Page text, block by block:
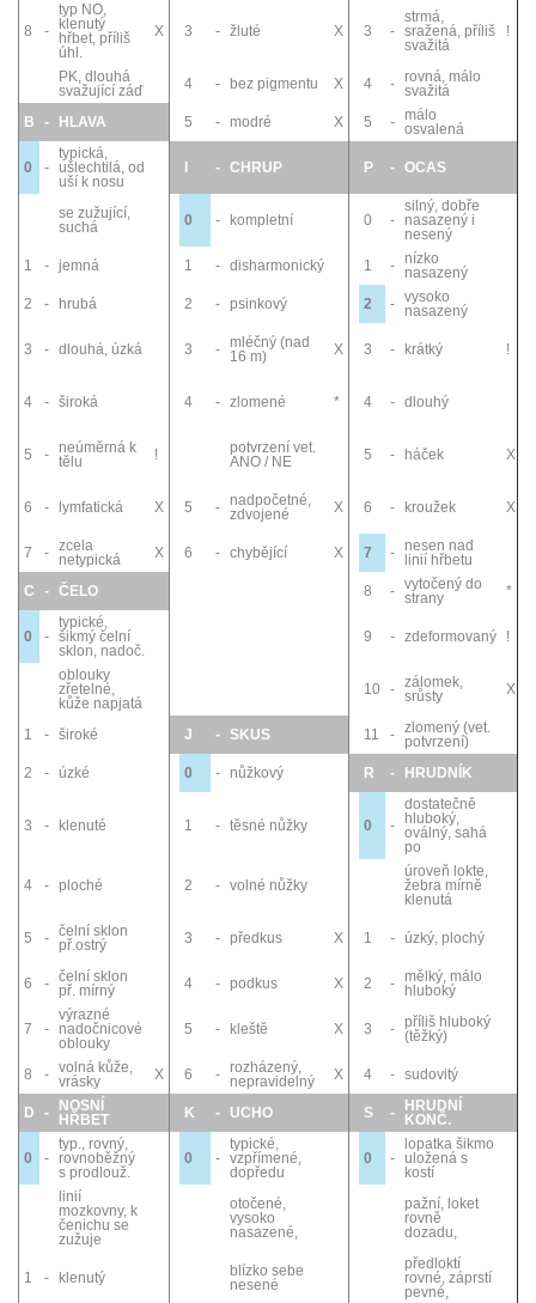
8 -
typ NO,
klenutý
hřbet, příliš
úhl.
X 3 - žluté X 3 -
strmá,
sražená, příliš
svažitá
!
PK, dlouhá
svažující záď
4 - bez pigmentu X 4 - rovná, málo
svažitá
B
- HLAVA 5 - modré X 5 -
málo
osvalená
0 -
typická,
ušlechtilá, od
uší k nosu
- CHRUP P - OCAS
se zužující,
suchá
0 - kompletní 0 -
silný, dobře
nasazený i
nesený
1
- jemná 1 - disharmonický 1 -
nízko
nasazený
2
- hrubá 2 - psinkový 2 - vysoko
nasazený
3 - dlouhá, úzká 3 -
mléčný (nad
16 m)
X 3 - krátký !
4 - široká 4 - zlomené * 4 - dlouhý
5 -
neúměrná k
tělu
!
potvrzení vet.
ANO / NE
5 - háček X
6 - lymfatická X 5 -
nadpočetné,
zdvojené
X 6 - kroužek X
7 - zcela
netypická
X 6 - chybějící X 7 -
nesen nad
linií hřbetu
C
- ČELO 8 - vytočený do
strany
*
0 -
typické,
šikmý čelní
sklon, nadoč.
9 - zdeformovaný !
oblouky
zřetelné,
kůže napjatá
10 - zálomek,
srůsty
X
1 - široké J - SKUS 11 - zlomený (vet.
potvrzení)
2
- úzké 0 - nůžkový R - HRUDNÍK
3 - klenuté 1 - těsné nůžky 0 -
dostatečně
hluboký,
oválný, sahá
po
4 - ploché 2 - volné nůžky
úroveň lokte,
žebra mírně
klenutá
5 - čelní sklon
př.ostrý
3 - předkus X 1 - úzký, plochý
6 - čelní sklon
př. mírný
4 - podkus X 2 -
mělký, málo
hluboký
7 -
výrazné
nadočnicové
oblouky
5 - kleště X 3 - příliš hluboký
(těžký)
8 - volná kůže,
vrásky
X 6 - rozházený,
nepravidelný
X 4 - sudovitý
D -
NOSNÍ
HŘBET
K - UCHO S -
HRUDNÍ
KONČ.
0 -
typ., rovný,
rovnoběžný
s prodlouž.
0 -
typické,
vzpřímené,
dopředu
0 -
lopatka šikmo
uložená s
kostí
linií
mozkovny, k
čenichu se
zužuje
otočené,
vysoko
nasazené,
pažní, loket
rovně
dozadu,
1 - klenutý
blízko sebe
nesené
předloktí
rovné, záprstí
pevné,